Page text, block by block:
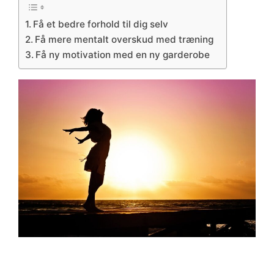
Få et bedre forhold til dig selv
Få mere mentalt overskud med træning
Få ny motivation med en ny garderobe